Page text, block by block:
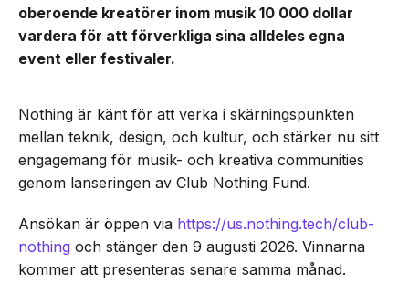
oberoende kreatörer inom musik 10 000 dollar
vardera för att förverkliga sina alldeles egna
event eller festivaler.
Nothing är känt för att verka i skärningspunkten
mellan teknik, design, och kultur, och stärker nu sitt
engagemang för musik- och kreativa communities
genom lanseringen av Club Nothing Fund.
Ansökan är öppen via https://us.nothing.tech/club-
nothing och stänger den 9 augusti 2026. Vinnarna
kommer att presenteras senare samma månad.